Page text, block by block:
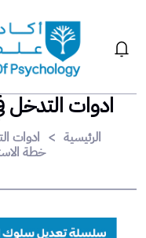
ادوات التدخل
الرئيسية > ادوات
خطة